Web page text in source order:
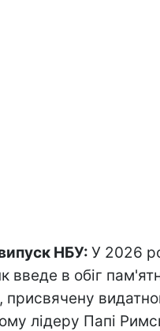
НБУ: У 2026
введе в обіг
присвячену
лідеру Папі